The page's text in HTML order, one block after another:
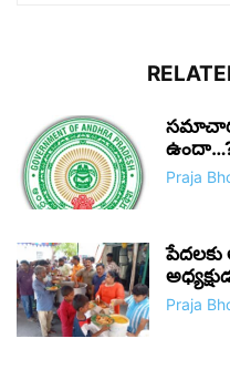
సమాచార
Praja
పేదలకు
Praja